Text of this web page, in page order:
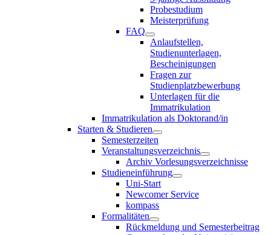
Probestudium
Meisterprüfung
FAQ
Anlaufstellen,
Studienunterlagen,
Bescheinigungen
Fragen zur
Studienplatzbewerbung
Unterlagen für die
Immatrikulation
Immatrikulation als Doktorand/in
Starten & Studieren
Semesterzeiten
Veranstaltungsverzeichnis
Archiv Vorlesungsverzeichnisse
Studieneinführung
Uni-Start
Newcomer Service
kompass
Formalitäten
Rückmeldung und Semesterbeitrag